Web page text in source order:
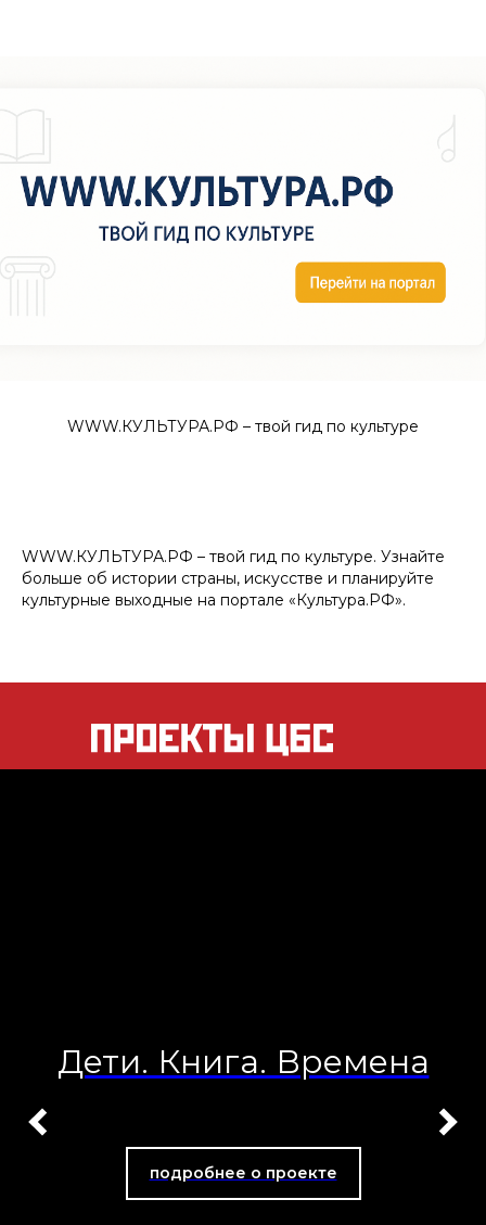
WWW.КУЛЬТУРА.РФ – твой гид по культуре
WWW.КУЛЬТУРА.РФ – твой гид по культуре. Узнайте
больше об истории страны, искусстве и планируйте
культурные выходные на портале «Культура.РФ».
Дети. Книга. Времена
подробнее о проекте